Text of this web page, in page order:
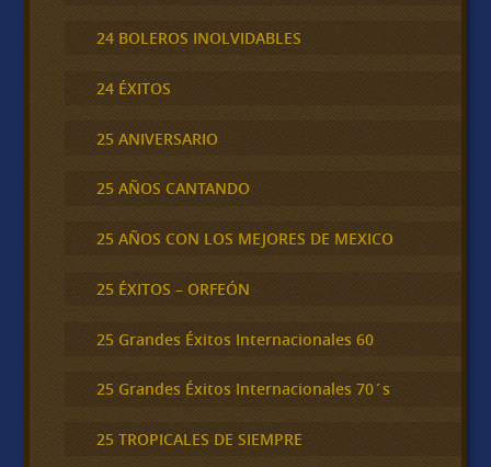
24 BOLEROS INOLVIDABLES
24 ÉXITOS
25 ANIVERSARIO
25 AÑOS CANTANDO
25 AÑOS CON LOS MEJORES DE MEXICO
25 ÉXITOS – ORFEÓN
25 Grandes Éxitos Internacionales 60
25 Grandes Éxitos Internacionales 70´s
25 TROPICALES DE SIEMPRE